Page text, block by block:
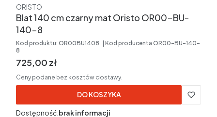
Producent
ORISTO
Blat 140 cm czarny mat Oristo OR00-BU-
140-8
Kod produktu: OR00BU1408 Kod producenta OR00-BU-140-
8
Cena brutto
725,00 zł
Ceny podane bez kosztów dostawy.
DO KOSZYKA
Dostępność:brak informacji